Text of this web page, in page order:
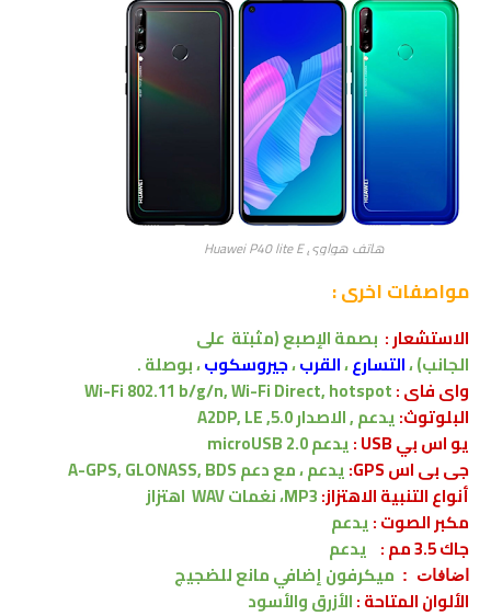
هاتف هواوي Huawei P40 lite E
مواصفات اخرى:
الاستشعار: بصمة الإصبع(مثبتة على
الجانب) ،التسارع،القرب،جيروسكوب، بوصلة .
واى فاى :Wi-Fi 802.11 b/g/n, Wi-Fi Direct, hotspot
البلوتوث:يدعم , الاصدار5.0, A2DP, LE
يو اس بي USB :
يدعمmicroUSB 2.0
جى بى اس GPS:
يدعم ،معدعمA-GPS, GLONASS, BDS
أنواع التنبية الاهتزاز:
اهتزاز
مكبر الصوت :يدعم
جاك 3.5 مم :
يدعم
اضافات : ميكرفون إضافي مانع للضجيج
الألوان المتاحة :الأزرق والأسود